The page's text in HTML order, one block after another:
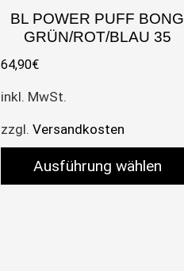
BL POWER PUFF BONG
GRÜN/ROT/BLAU 35
64,90€
inkl. MwSt.
zzgl.Versandkosten
Ausführung wählen